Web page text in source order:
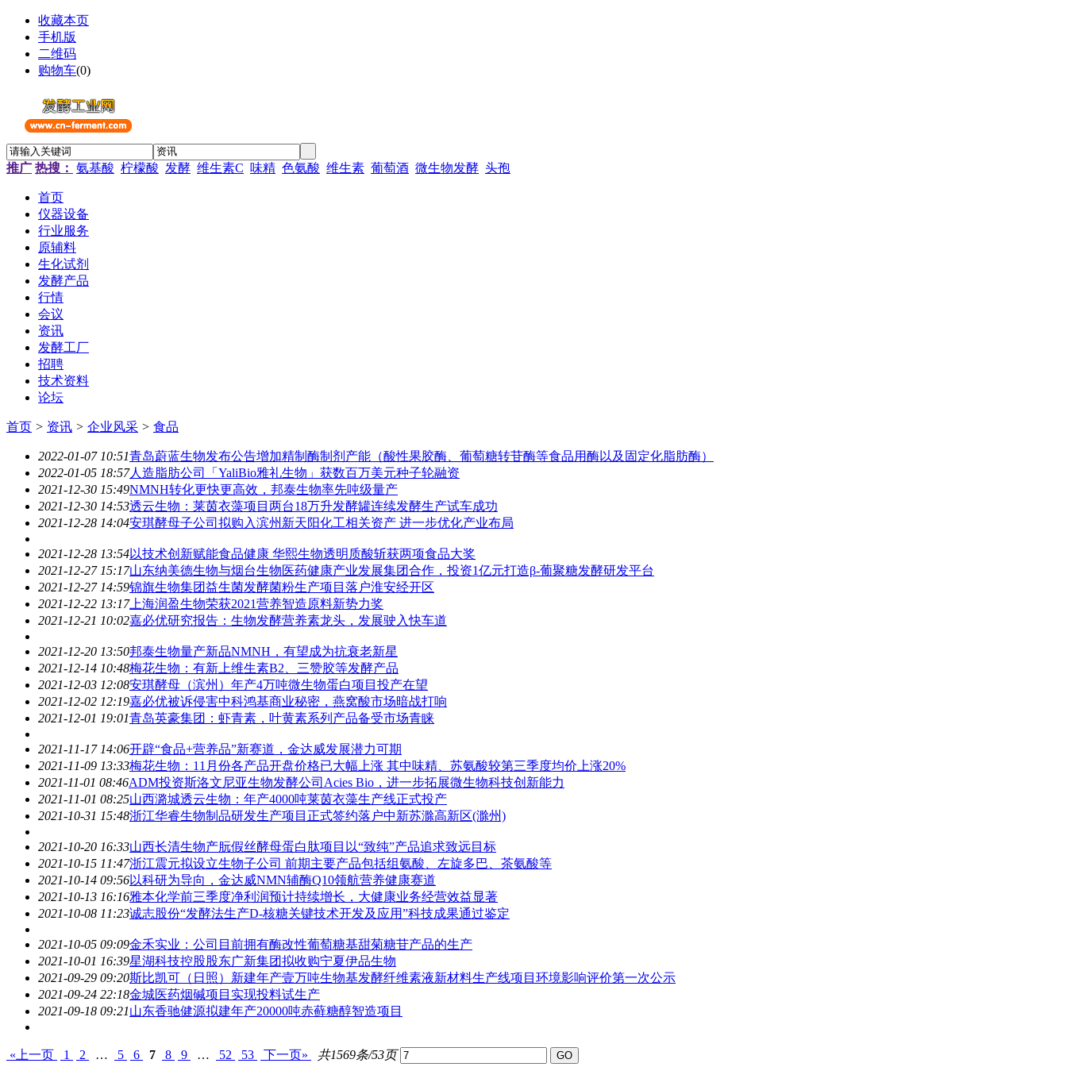
收藏本页
手机版
二维码
购物车(0)
推广 热搜： 氨基酸 柠檬酸 发酵 维生素C 味精 色氨酸 维生素 葡萄酒 微生物发酵 头孢
首页
仪器设备
行业服务
原辅料
生化试剂
发酵产品
行情
会议
资讯
发酵工厂
招聘
技术资料
论坛
首页 > 资讯 > 企业风采 > 食品
2022-01-07 10:51青岛蔚蓝生物发布公告增加精制酶制剂产能（酸性果胶酶、葡萄糖转苷酶等食品用酶以及固定化脂肪酶）
2022-01-05 18:57人造脂肪公司「YaliBio雅礼生物」获数百万美元种子轮融资
2021-12-30 15:49NMNH转化更快更高效，邦泰生物率先吨级量产
2021-12-30 14:53透云生物：莱茵衣藻项目两台18万升发酵罐连续发酵生产试车成功
2021-12-28 14:04安琪酵母子公司拟购入滨州新天阳化工相关资产 进一步优化产业布局
2021-12-28 13:54以技术创新赋能食品健康 华熙生物透明质酸斩获两项食品大奖
2021-12-27 15:17山东纳美德生物与烟台生物医药健康产业发展集团合作，投资1亿元打造β-葡聚糖发酵研发平台
2021-12-27 14:59锦旗生物集团益生菌发酵菌粉生产项目落户淮安经开区
2021-12-22 13:17上海润盈生物荣获2021营养智造原料新势力奖
2021-12-21 10:02嘉必优研究报告：生物发酵营养素龙头，发展驶入快车道
2021-12-20 13:50邦泰生物量产新品NMNH，有望成为抗衰老新星
2021-12-14 10:48梅花生物：有新上维生素B2、三赞胶等发酵产品
2021-12-03 12:08安琪酵母（滨州）年产4万吨微生物蛋白项目投产在望
2021-12-02 12:19嘉必优被诉侵害中科鸿基商业秘密，燕窝酸市场暗战打响
2021-12-01 19:01青岛英豪集团：虾青素，叶黄素系列产品备受市场青睐
2021-11-17 14:06开辟“食品+营养品”新赛道，金达威发展潜力可期
2021-11-09 13:33梅花生物：11月份各产品开盘价格已大幅上涨 其中味精、苏氨酸较第三季度均价上涨20%
2021-11-01 08:46ADM投资斯洛文尼亚生物发酵公司Acies Bio，进一步拓展微生物科技创新能力
2021-11-01 08:25山西潞城透云生物：年产4000吨莱茵衣藻生产线正式投产
2021-10-31 15:48浙江华睿生物制品研发生产项目正式签约落户中新苏滁高新区(滁州)
2021-10-20 16:33山西长清生物产朊假丝酵母蛋白肽项目以“致纯”产品追求致远目标
2021-10-15 11:47浙江震元拟设立生物子公司 前期主要产品包括组氨酸、左旋多巴、茶氨酸等
2021-10-14 09:56以科研为导向，金达威NMN辅酶Q10领航营养健康赛道
2021-10-13 16:16雅本化学前三季度净利润预计持续增长，大健康业务经营效益显著
2021-10-08 11:23诚志股份“发酵法生产D-核糖关键技术开发及应用”科技成果通过鉴定
2021-10-05 09:09金禾实业：公司目前拥有酶改性葡萄糖基甜菊糖苷产品的生产
2021-10-01 16:39星湖科技控股股东广新集团拟收购宁夏伊品生物
2021-09-29 09:20斯比凯可（日照）新建年产壹万吨生物基发酵纤维素液新材料生产线项目环境影响评价第一次公示
2021-09-24 22:18金城医药烟碱项目实现投料试生产
2021-09-18 09:21山东香驰健源拟建年产20000吨赤藓糖醇智造项目
«上一页 1 2 … 5 6 7 8 9 … 52 53 下一页» 共1569条/53页